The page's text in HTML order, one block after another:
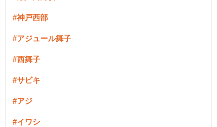
#神戸西部
#アジュール舞子
#西舞子
#サビキ
#アジ
#イワシ